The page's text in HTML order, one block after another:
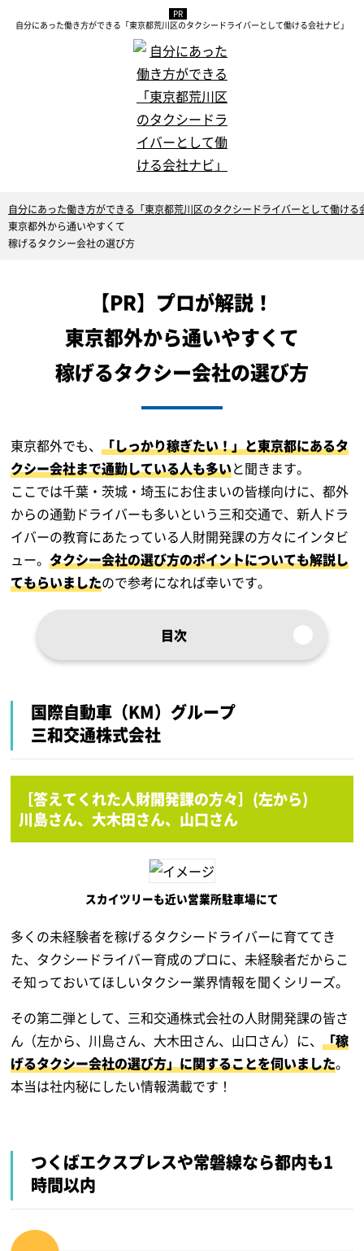
自分にあった働き方ができる「東京都荒川区のタクシードライバーとして働ける会社ナビ」
自分にあった働き方ができる「東京都荒川区のタクシードライバーとして働ける
東京都外から通いやすくて
稼げるタクシー会社の選び方
【PR】プロが解説！
東京都外から通いやすくて
稼げるタクシー会社の選び方
東京都外でも、「しっかり稼ぎたい！」と東京都にあるタ
クシー会社まで通勤している人も多いと聞きます。
ここでは千葉・茨城・埼玉にお住まいの皆様向けに、都外
からの通勤ドライバーも多いという三和交通で、新人ドラ
イバーの教育にあたっている人財開発課の方々にインタビ
ュー。タクシー会社の選び方のポイントについても解説し
てもらいましたので参考になれば幸いです。
目次
国際自動車（KM）グループ
三和交通株式会社
［答えてくれた人財開発課の方々］(左から)
川島さん、大木田さん、山口さん
スカイツリーも近い営業所駐車場にて
多くの未経験者を稼げるタクシードライバーに育ててき
た、タクシードライバー育成のプロに、未経験者だからこ
そ知っておいてほしいタクシー業界情報を聞くシリーズ。
その第二弾として、三和交通株式会社の人財開発課の皆さ
ん（左から、川島さん、大木田さん、山口さん）に、「稼
げるタクシー会社の選び方」に関することを伺いました。
本当は社内秘にしたい情報満載です！
つくばエクスプレスや常磐線なら都内も1
時間以内